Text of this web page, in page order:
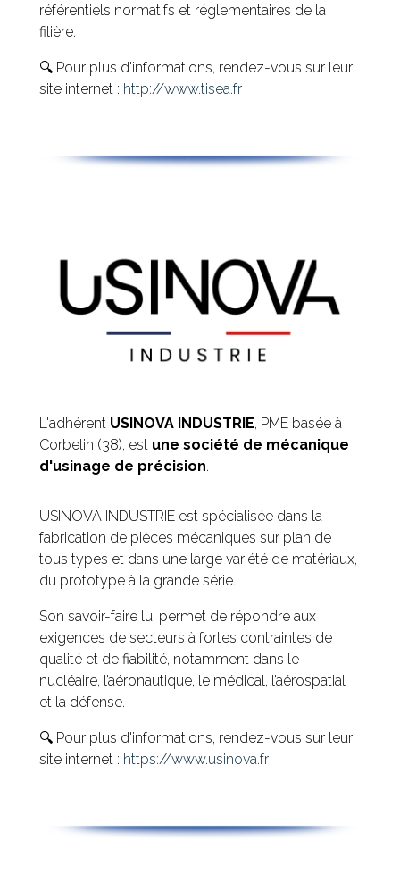
référentiels normatifs et réglementaires de la
filière.
🔍 Pour plus d'informations, rendez-vous sur leur
site internet : http://www.tisea.fr
L'adhérent USINOVA INDUSTRIE, PME basée à
Corbelin (38), est une société de mécanique
d'usinage de précision.
USINOVA INDUSTRIE est spécialisée dans la
fabrication de pièces mécaniques sur plan de
tous types et dans une large variété de matériaux,
du prototype à la grande série.
Son savoir-faire lui permet de répondre aux
exigences de secteurs à fortes contraintes de
qualité et de fiabilité, notamment dans le
nucléaire, l’aéronautique, le médical, l’aérospatial
et la défense.
🔍 Pour plus d'informations, rendez-vous sur leur
site internet : https://www.usinova.fr